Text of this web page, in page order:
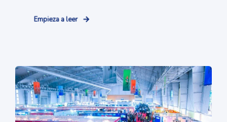
Empieza a leer